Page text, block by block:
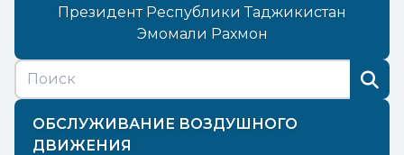
Президент Республики Таджикистан
Эмомали Рахмон
ОБСЛУЖИВАНИЕ ВОЗДУШНОГО
ДВИЖЕНИЯ